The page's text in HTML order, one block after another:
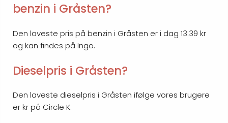
benzin i Gråsten?
Den laveste pris på benzin i Gråsten er i dag 13.39 kr
og kan findes på Ingo.
Dieselpris i Gråsten?
Den laveste dieselpris i Gråsten ifølge vores brugere
er kr på Circle K.